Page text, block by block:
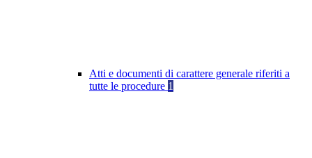
Atti e documenti di carattere generale riferiti a
tutte le procedure 1